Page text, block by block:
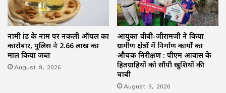
नामी ब्रांड के नाम पर नकली ऑयल का
कारोबार, पुलिस ने 2.66 लाख का
माल किया जब्त
August 9, 2026
आयुक्त वीबी-जीरामजी ने किया
ग्रामीण क्षेत्रों में निर्माण कार्यों का
औचक निरीक्षण : पीएम आवास के
हितग्राहियों को सौंपी खुशियों की
चाबी
August 9, 2026